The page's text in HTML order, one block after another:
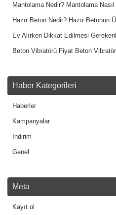
Mantolama Nedir? Mantolama Nasıl
Hazır Beton Nedir? Hazır Betonun
Ev Alırken Dikkat Edilmesi
Beton Vibratörü Fiyat Beton
Haber Kategorileri
Haberler
Kampanyalar
İndirim
Genel
Meta
Kayıt ol